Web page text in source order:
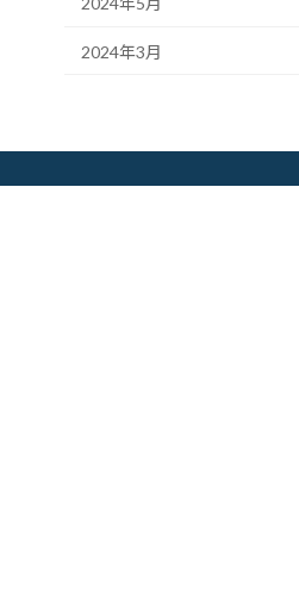
2024年3月